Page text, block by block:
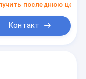
последнюю цену
Контакт